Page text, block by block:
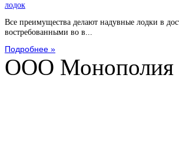
Все преимущества делают надувные лодки в
востребованными во в...
Подробнее »
ООО Монополия